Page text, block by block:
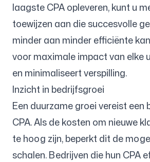
laagste CPA opleveren, kunt u
toewijzen aan die succesvolle
minder aan minder efficiënte
voor maximale impact van elke
en minimaliseert verspilling.
Inzicht in bedrijfsgroei
Een duurzame groei vereist een
CPA. Als de kosten om nieuwe
te hoog zijn, beperkt dit de
schalen. Bedrijven die hun CPA